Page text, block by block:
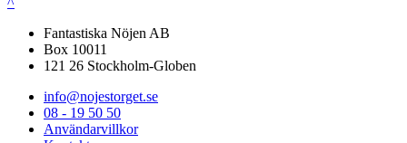
Fantastiska Nöjen AB
Box 10011
121 26 Stockholm-Globen
info@nojestorget.se
08 - 19 50 50
Användarvillkor